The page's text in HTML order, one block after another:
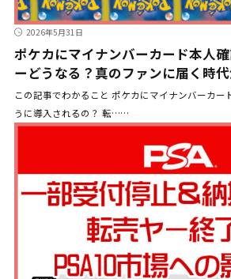
2026年5月31日
ポケカにマイナンバーカード本人
ーどうなる？真のファンに届く時
この記事でわかること ポケカにマイナンバーカー
うに導入されるの？ 転……